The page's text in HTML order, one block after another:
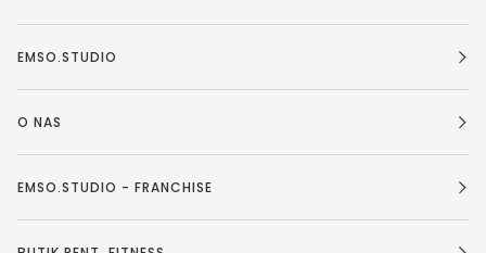
EMSO.STUDIO
O NAS
EMSO.STUDIO - FRANCHISE